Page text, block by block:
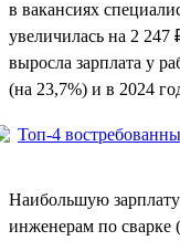
в вакансиях
увеличилась на 2 247
выросла зарплата у
(на 23,7%) и в 2024
Наибольшую зарплату
инженерам по